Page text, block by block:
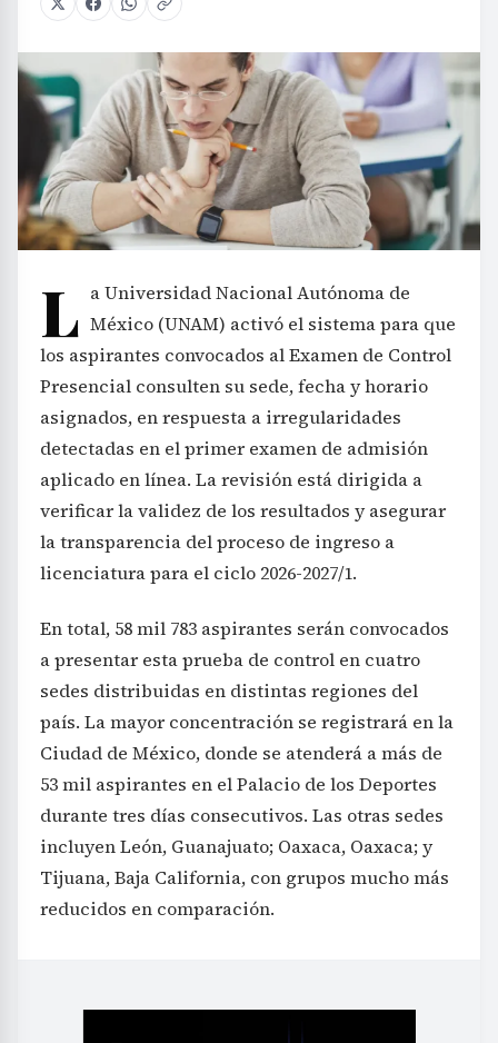
L a Universidad Nacional Autónoma de
México (UNAM) activó el sistema para que
los aspirantes convocados al Examen de Control
Presencial consulten su sede, fecha y horario
asignados, en respuesta a irregularidades
detectadas en el primer examen de admisión
aplicado en línea. La revisión está dirigida a
verificar la validez de los resultados y asegurar
la transparencia del proceso de ingreso a
licenciatura para el ciclo 2026-2027/1.
En total, 58 mil 783 aspirantes serán convocados
a presentar esta prueba de control en cuatro
sedes distribuidas en distintas regiones del
país. La mayor concentración se registrará en la
Ciudad de México, donde se atenderá a más de
53 mil aspirantes en el Palacio de los Deportes
durante tres días consecutivos. Las otras sedes
incluyen León, Guanajuato; Oaxaca, Oaxaca; y
Tijuana, Baja California, con grupos mucho más
reducidos en comparación.